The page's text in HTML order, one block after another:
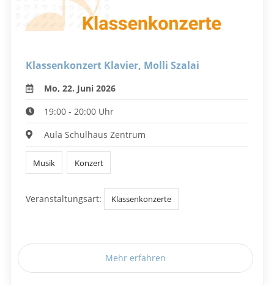
Klassenkonzert Klavier, Molli Szalai
Mo, 22. Juni 2026
19:00 - 20:00 Uhr
Aula Schulhaus Zentrum
Musik Konzert
Veranstaltungsart: Klassenkonzerte
Mehr erfahren